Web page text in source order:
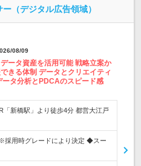
（デジタル広告領域）
08/09
ータ資産を活用可能 戦略立案か
きる体制 データとクリエイティ
タ分析とPDCAのスピード感
「新橋駅」より徒歩4分 都営大江戸
採用時グレードにより決定 ◆スー